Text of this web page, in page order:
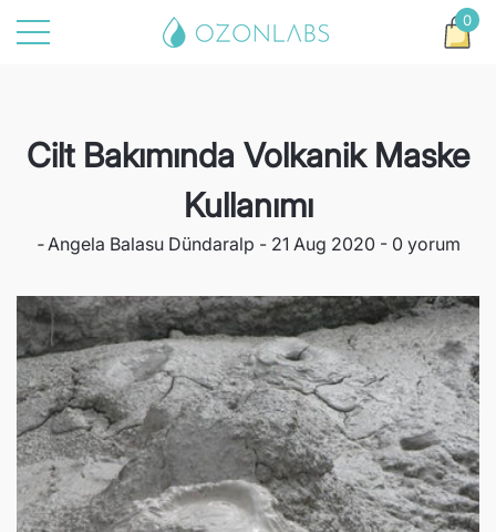
0
0
Cilt Bakımında Volkanik Maske
Kullanımı
- Angela Balasu Dündaralp 21 Aug 2020 0 yorum